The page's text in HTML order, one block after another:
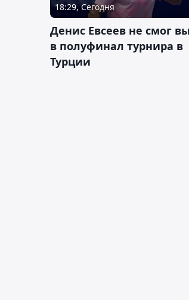
18:29, Сегодня
Денис Евсеев не смог
в полуфинал турнира в
Турции